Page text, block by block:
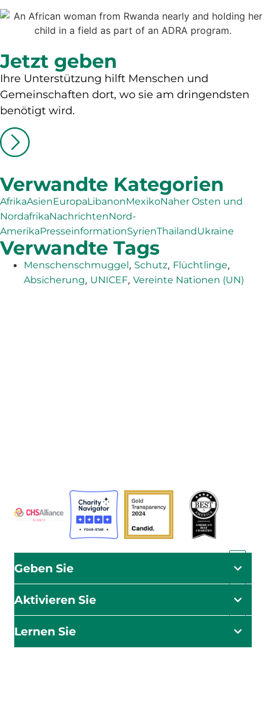
Jetzt geben
Ihre Unterstützung hilft Menschen und
Gemeinschaften dort, wo sie am dringendsten
benötigt wird.
Verwandte Kategorien
AfrikaAsienEuropaLibanonMexikoNaher Osten und
NordafrikaNachrichtenNord-
AmerikaPresseinformationSyrienThailandUkraine
Verwandte Tags
Menschenschmuggel , Schutz, Flüchtlinge,
Absicherung, UNICEF, Vereinte Nationen (UN)
Geben Sie
Aktivieren Sie
Lernen Sie